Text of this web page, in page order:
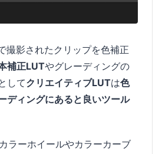
撮影されたクリップを色補正
補正LUTやグレーディングの
してクリエイティブLUTは色
ディングにあると良いツール
ラーホイールやカラーカーブ